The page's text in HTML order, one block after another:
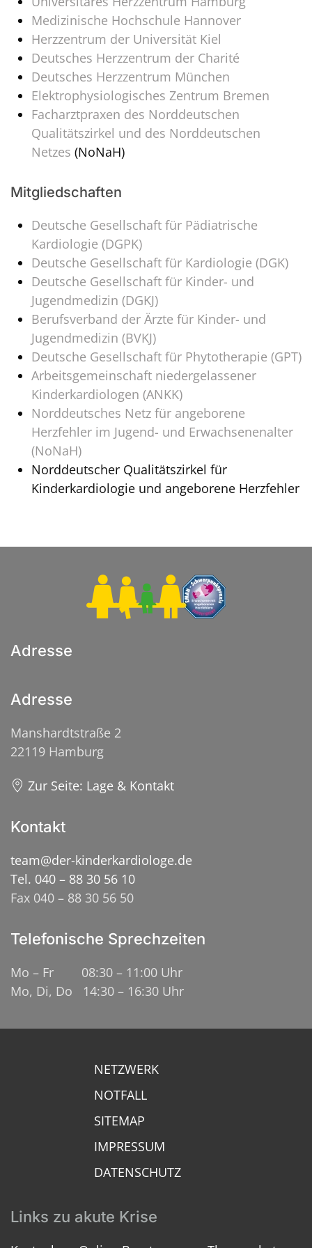
Medizinische Hochschule Hannover
Herzzentrum der Universität Kiel
Deutsches Herzzentrum der Charité
Deutsches Herzzentrum München
Elektrophysiologisches Zentrum Bremen
Facharztpraxen des Norddeutschen
Qualitätszirkel und des Norddeutschen
Netzes (NoNaH)
Mitgliedschaften
Deutsche Gesellschaft für Pädiatrische
Kardiologie (DGPK)
Deutsche Gesellschaft für Kardiologie (DGK)
Deutsche Gesellschaft für Kinder- und
Jugendmedizin (DGKJ)
Berufsverband der Ärzte für Kinder- und
Jugendmedizin (BVKJ)
Deutsche Gesellschaft für Phytotherapie (GPT)
Arbeitsgemeinschaft niedergelassener
Kinderkardiologen (ANKK)
Norddeutsches Netz für angeborene
Herzfehler im Jugend- und Erwachsenenalter
(NoNaH)
Norddeutscher Qualitätszirkel für
Kinderkardiologie und angeborene Herzfehler
Adresse
Adresse
Manshardtstraße 2
22119 Hamburg
Zur Seite: Lage & Kontakt
Kontakt
team@der-kinderkardiologe.de
Tel. 040 – 88 30 56 10
Fax 040 – 88 30 56 50
Telefonische Sprechzeiten
Mo – Fr 08:30 – 11:00 Uhr
Mo, Di, Do 14:30 – 16:30 Uhr
NETZWERK
NOTFALL
SITEMAP
IMPRESSUM
DATENSCHUTZ
Links zu akute Krise